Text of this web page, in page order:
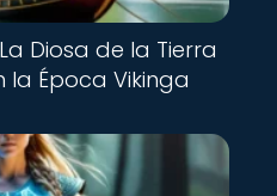
Diosa de la Tierra
la Época Vikinga